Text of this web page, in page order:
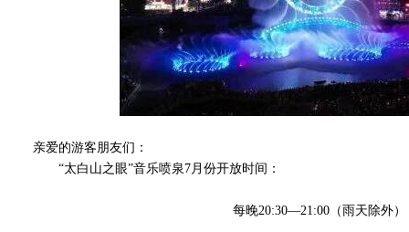
亲爱的游客朋友们：
“太白山之眼”音乐喷泉7月份开放时间：
每晚20:30—21:00（雨天除外）